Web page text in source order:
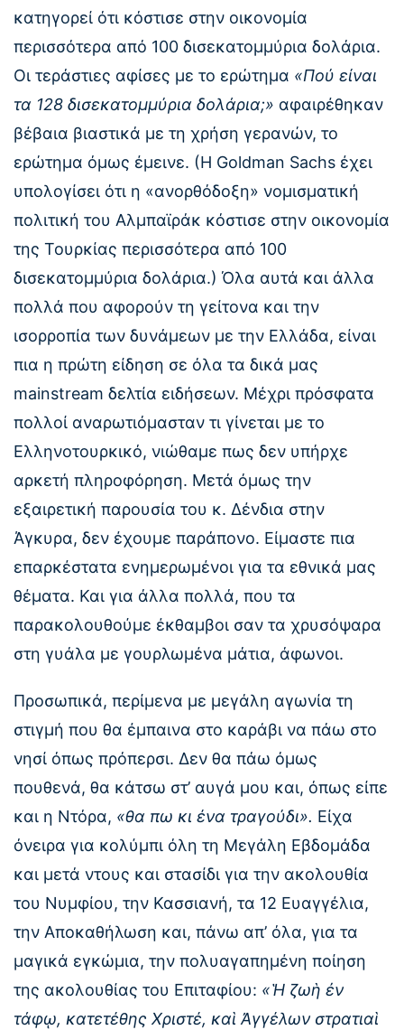
κατηγορεί ότι κόστισε στην οικονομία
περισσότερα από 100 δισεκατομμύρια δολάρια.
Οι τεράστιες αφίσες με το ερώτημα «Πού είναι
τα 128 δισεκατομμύρια δολάρια;» αφαιρέθηκαν
βέβαια βιαστικά με τη χρήση γερανών, το
ερώτημα όμως έμεινε. (Η Goldman Sachs έχει
υπολογίσει ότι η «ανορθόδοξη» νομισματική
πολιτική του Αλμπαϊράκ κόστισε στην οικονομία
της Τουρκίας περισσότερα από 100
δισεκατομμύρια δολάρια.) Όλα αυτά και άλλα
πολλά που αφορούν τη γείτονα και την
ισορροπία των δυνάμεων με την Ελλάδα, είναι
πια η πρώτη είδηση σε όλα τα δικά μας
mainstream δελτία ειδήσεων. Μέχρι πρόσφατα
πολλοί αναρωτιόμασταν τι γίνεται με το
Ελληνοτουρκικό, νιώθαμε πως δεν υπήρχε
αρκετή πληροφόρηση. Μετά όμως την
εξαιρετική παρουσία του κ. Δένδια στην
Άγκυρα, δεν έχουμε παράπονο. Είμαστε πια
επαρκέστατα ενημερωμένοι για τα εθνικά μας
θέματα. Και για άλλα πολλά, που τα
παρακολουθούμε έκθαμβοι σαν τα χρυσόψαρα
στη γυάλα με γουρλωμένα μάτια, άφωνοι.
Προσωπικά, περίμενα με μεγάλη αγωνία τη
στιγμή που θα έμπαινα στο καράβι να πάω στο
νησί όπως πρόπερσι. Δεν θα πάω όμως
πουθενά, θα κάτσω στ’ αυγά μου και, όπως είπε
και η Ντόρα, «θα πω κι ένα τραγούδι». Είχα
όνειρα για κολύμπι όλη τη Μεγάλη Εβδομάδα
και μετά ντους και στασίδι για την ακολουθία
του Νυμφίου, την Κασσιανή, τα 12 Ευαγγέλια,
την Αποκαθήλωση και, πάνω απ’ όλα, για τα
μαγικά εγκώμια, την πολυαγαπημένη ποίηση
της ακολουθίας του Επιταφίου: «Ἡ ζωὴ ἐν
τάφῳ, κατετέθης Χριστέ, καὶ Ἀγγέλων στρατιαὶ